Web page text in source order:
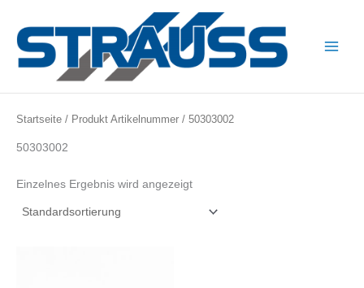
Inhalt
springen
Startseite / Produkt Artikelnummer / 50303002
50303002
Einzelnes Ergebnis wird angezeigt